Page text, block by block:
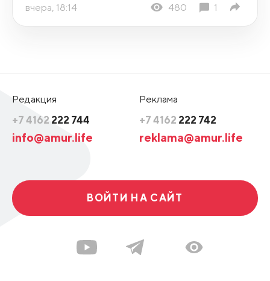
вчера, 18:14 480 1
Редакция
+7 4162 222 744
info@amur.life
Реклама
+7 4162 222 742
reklama@amur.life
ВОЙТИ НА САЙТ